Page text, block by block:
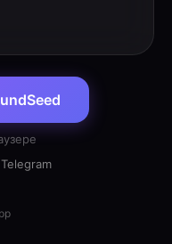
сейчас,
в глазах.
придёт,
и мир
сейчас,